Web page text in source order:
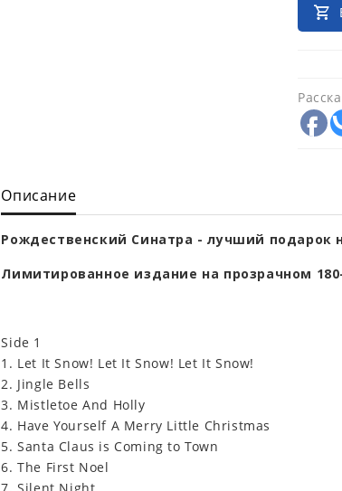
Описание
Рождественский Синатра - лучший подарок
Лимитированное издание на прозрачном
Side 1
1. Let It Snow! Let It Snow! Let It Snow!
2. Jingle Bells
3. Mistletoe And Holly
4. Have Yourself A Merry Little Christmas
5. Santa Claus is Coming to Town
6. The First Noel